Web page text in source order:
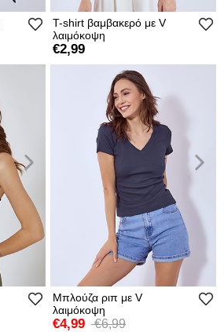
T-shirt βαμβακερό με V
λαιμόκοψη
€2,99
Μπλούζα ριπ με V
λαιμόκοψη
€4,99 €6,99